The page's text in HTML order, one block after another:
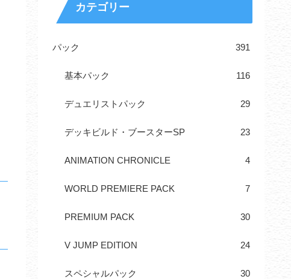
カテゴリー
パック 391
基本パック 116
デュエリストパック 29
デッキビルド・ブースターSP 23
ANIMATION CHRONICLE 4
WORLD PREMIERE PACK 7
PREMIUM PACK 30
V JUMP EDITION 24
スペシャルパック 30